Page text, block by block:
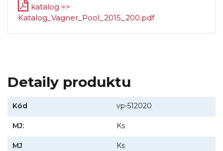
katalog =>
Katalog_Vagner_Pool_2015_200.pdf
Detaily produktu
Kód vp-512020
MJ: Ks
MJ Ks